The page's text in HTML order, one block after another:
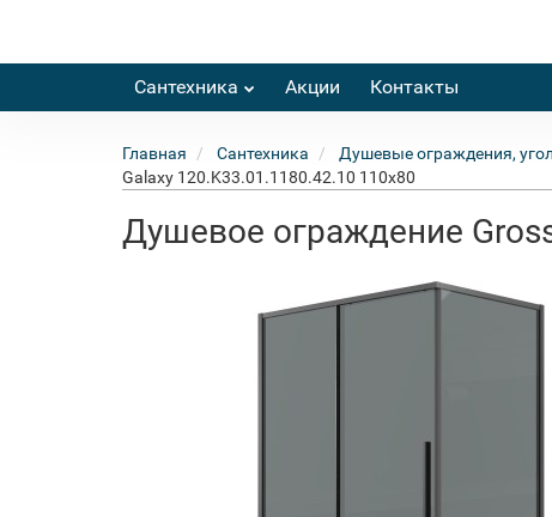
Сантехника Акции Контакты
Главная Сантехника Душевые ограждения,
Galaxy 120.K33.01.1180.42.10 110x80
Душевое ограждение